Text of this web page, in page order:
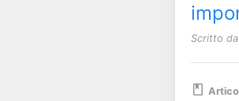
Scritto da